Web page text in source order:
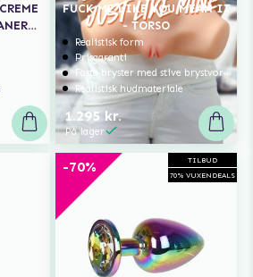
FUCK ME LIKE YOU MEAN IT
- TORSO
Realistisk form
Prisgaranti
Faste bryster med stive brystvorter
Realistisk hudmateriale
1.295 kr.
På lager
TILBUD
70% VUXENDEALS
-70%